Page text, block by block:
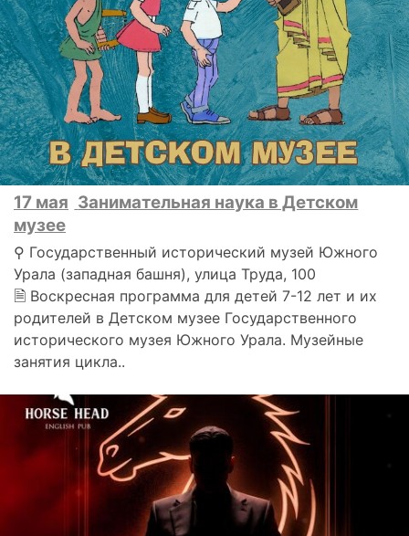
17 мая Занимательная наука в Детском
музее
⚲ Государственный исторический музей Южного
Урала (западная башня), улица Труда, 100
🗎 Воскресная программа для детей 7-12 лет и их
родителей в Детском музее Государственного
исторического музея Южного Урала. Музейные
занятия цикла..